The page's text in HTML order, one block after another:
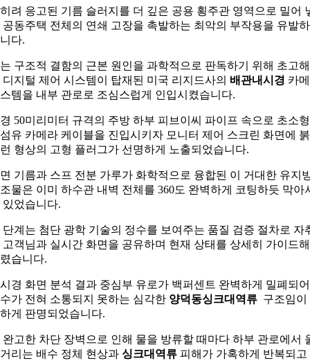
려 응고된 기름 슬러지를 더 깊은 공용 횡주관 영역으로 밀어
공동주택 전체의 연쇄 고장을 촉발하는 최악의 부작용을 유발
다.
구조적 결함의 근본 원인을 과학적으로 판독하기 위해 초고
디지털 제어 시스템이 탑재된 미국 리지드사의 배관내시경 카
템을 내부 관로로 조심스럽게 인입시켰습니다.
50미리미터 규격의 주방 하부 피브이씨 파이프 속으로 초소형
유 카메라 케이블을 진입시키자 모니터 제어 스크린 화면에
형상의 고형 플러그가 선명하게 노출되었습니다.
기름과 스프 전분 가루가 화학적으로 융합된 이 거대한 유지
물은 이미 하수관 내벽 전체를 360도 완벽하게 코팅하듯 막아
있었습니다.
단계는 첨단 광학 기술의 정수를 보여주는 품질 검증 절차로 자
고객님과 실시간 화면을 공유하며 현재 상태를 상세히 가이드해
습니다.
경 화면 분석 결과 중심부 유로가 백퍼센트 완벽하게 밀폐되어
가 전혀 소통되지 못하는 심각한 양덕동싱크대역류 구조임이
게 판명되었습니다.
완고한 차단 장벽으로 인해 물을 방류할 때마다 하부 관로에서
리는 배수 정체 현상과 싱크대역류피해가 가혹하게 반복되고